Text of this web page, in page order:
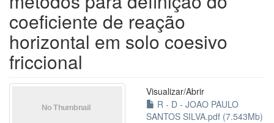
coeficiente de reação
horizontal em solo coesivo
friccional
Visualizar/Abrir
R - D - JOAO PAULO
SANTOS SILVA.pdf (7.543Mb)